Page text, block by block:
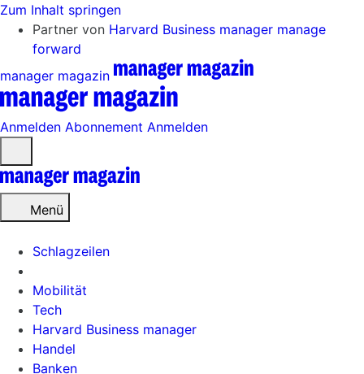
Zum Inhalt springen
Partner von Harvard Business manager manage
forward
manager magazin
Anmelden Abonnement Anmelden
öffnen
Menü
Schlagzeilen
Mobilität
Tech
Harvard Business manager
Handel
Banken